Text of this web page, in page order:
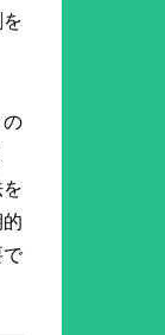
の
で